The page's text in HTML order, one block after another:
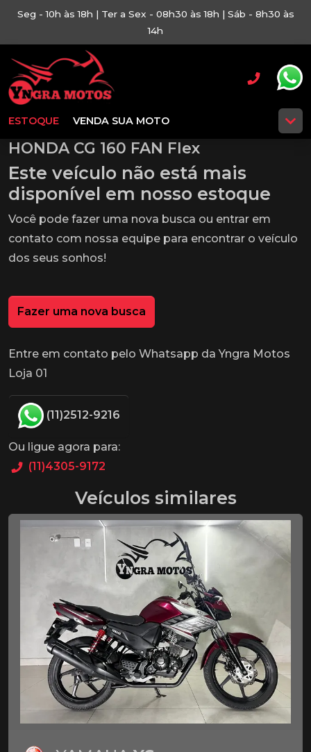
Seg - 10h às 18h | Ter a Sex - 08h30 às 18h | Sáb - 8h30 às
14h
ESTOQUE VENDA SUA MOTO
HONDA CG 160 FAN Flex
Este veículo não está mais
disponível em nosso estoque
Você pode fazer uma nova busca ou entrar em
contato com nossa equipe para encontrar o veículo
dos seus sonhos!
Fazer uma nova busca
Entre em contato pelo Whatsapp da Yngra Motos
Loja 01
(11)2512-9216
Ou ligue agora para:
(11)4305-9172
Veículos similares